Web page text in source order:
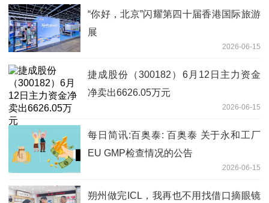
“你好，北京”闪耀第四十届香港国际旅游
展
2026-06-15
捷成股份（300182）6月12日主力资金
净卖出6626.05万元
2026-06-15
每日简讯:百奥泰: 百奥泰 关于永和工厂
EU GMP检查情况的公告
2026-06-15
朔州做完ICL，我再也不用找借口摘眼镜